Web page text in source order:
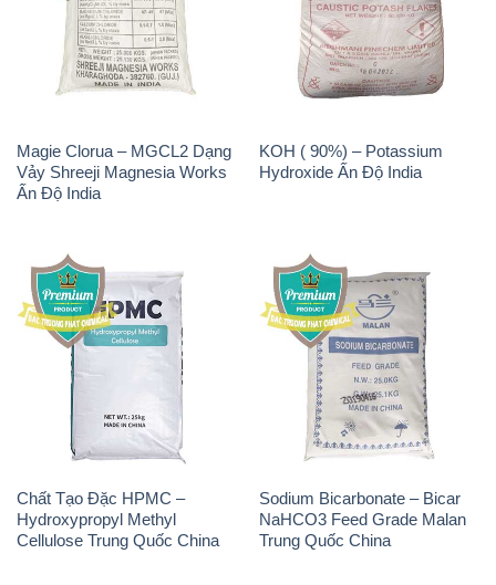
Magie Clorua – MGCL2 Dạng
Vảy Shreeji Magnesia Works
Ấn Độ India
KOH ( 90%) – Potassium
Hydroxide Ấn Độ India
Chất Tạo Đặc HPMC –
Hydroxypropyl Methyl
Cellulose Trung Quốc China
Sodium Bicarbonate – Bicar
NaHCO3 Feed Grade Malan
Trung Quốc China